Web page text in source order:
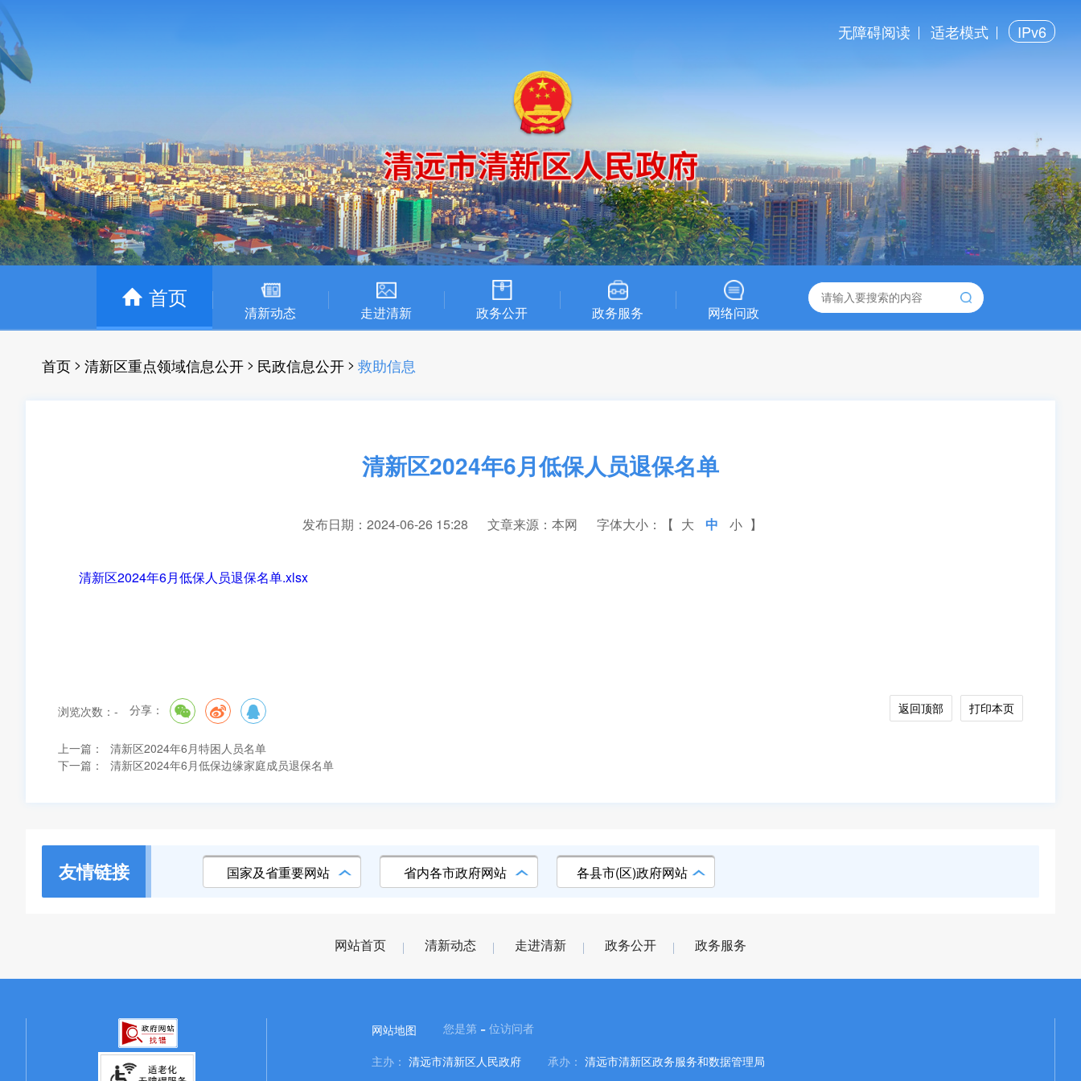
无障碍阅读 适老模式 IPv6
首页
清新动态 走进清新 政务公开 政务服务 网络问政
首页 > 清新区重点领域信息公开 > 民政信息公开 > 救助信息
清新区2024年6月低保人员退保名单
发布日期：2024-06-26 15:28 文章来源：本网 字体大小：【 大 中 小 】
清新区2024年6月低保人员退保名单.xlsx
浏览次数： - 分享： 返回顶部 打印本页
上一篇：
清新区2024年6月特困人员名单
下一篇：
清新区2024年6月低保边缘家庭成员退保名单
友情链接 国家及省重要网站 省内各市政府网站 各县市(区)政府网站
网站首页 清新动态 走进清新 政务公开 政务服务
网站地图 您是第 - 位访问者
主办： 清远市清新区人民政府 承办： 清远市清新区政务服务和数据管理局